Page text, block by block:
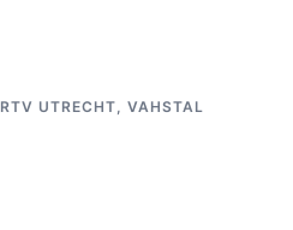
RTV UTRECHT, VAHSTAL